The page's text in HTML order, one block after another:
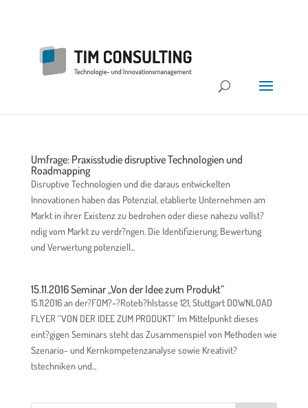
Umfrage: Praxisstudie disruptive Technologien und
Roadmapping
Disruptive Technologien und die daraus entwickelten
Innovationen haben das Potenzial, etablierte Unternehmen am
Markt in ihrer Existenz zu bedrohen oder diese nahezu vollst?
ndig vom Markt zu verdr?ngen. Die Identifizierung, Bewertung
und Verwertung potenziell...
15.11.2016 Seminar „Von der Idee zum Produkt“
15.11.2016 an der?FOM?–?Roteb?hlstasse 121, Stuttgart DOWNLOAD
FLYER “VON DER IDEE ZUM PRODUKT” Im Mittelpunkt dieses
eint?gigen Seminars steht das Zusammenspiel von Methoden wie
Szenario- und Kernkompetenzanalyse sowie Kreativit?
tstechniken und...